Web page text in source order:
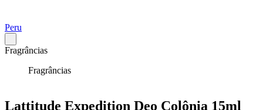
Peru
Fragrâncias
Fragrâncias
Lattitude Expedition Deo Colônia 15ml